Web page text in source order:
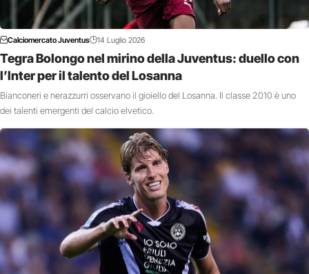
Calciomercato Juventus 14 Luglio 2026
Tegra Bolongo nel mirino della Juventus: duello con
l’Inter per il talento del Losanna
Bianconeri e nerazzurri osservano il gioiello del Losanna. Il classe 2010 è uno
dei talenti emergenti del calcio elvetico.